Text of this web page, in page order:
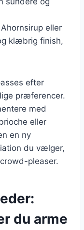
eller
klæbrig finish,
efter
præferencer.
med
eller
en ny
du vælger,
pleaser.
du arme